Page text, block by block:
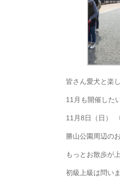
皆さん愛犬と楽
11月も開催した
11月8日（日）
勝山公園周辺の
もっとお散歩が
初級上級は問い